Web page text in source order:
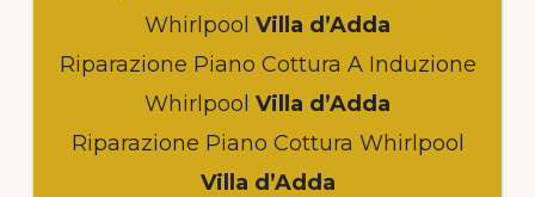
Whirlpool Villa d’Adda
Riparazione Piano Cottura A Induzione
Whirlpool Villa d’Adda
Riparazione Piano Cottura Whirlpool
Villa d’Adda